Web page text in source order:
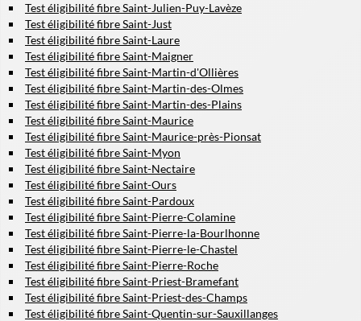
Test éligibilité fibre Saint-Julien-Puy-Lavèze
Test éligibilité fibre Saint-Just
Test éligibilité fibre Saint-Laure
Test éligibilité fibre Saint-Maigner
Test éligibilité fibre Saint-Martin-d'Ollières
Test éligibilité fibre Saint-Martin-des-Olmes
Test éligibilité fibre Saint-Martin-des-Plains
Test éligibilité fibre Saint-Maurice
Test éligibilité fibre Saint-Maurice-près-Pionsat
Test éligibilité fibre Saint-Myon
Test éligibilité fibre Saint-Nectaire
Test éligibilité fibre Saint-Ours
Test éligibilité fibre Saint-Pardoux
Test éligibilité fibre Saint-Pierre-Colamine
Test éligibilité fibre Saint-Pierre-la-Bourlhonne
Test éligibilité fibre Saint-Pierre-le-Chastel
Test éligibilité fibre Saint-Pierre-Roche
Test éligibilité fibre Saint-Priest-Bramefant
Test éligibilité fibre Saint-Priest-des-Champs
Test éligibilité fibre Saint-Quentin-sur-Sauxillanges